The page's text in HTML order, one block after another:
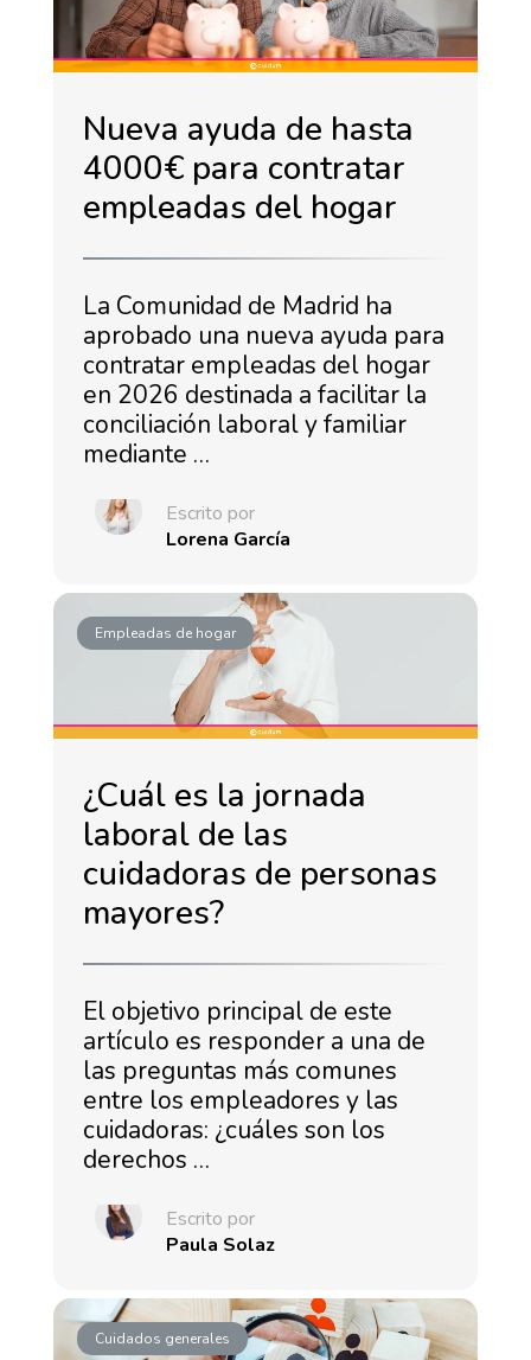
Nueva ayuda de hasta
4000€ para contratar
empleadas del hogar
La Comunidad de Madrid ha
aprobado una nueva ayuda para
contratar empleadas del hogar
en 2026 destinada a facilitar la
conciliación laboral y familiar
mediante …
Escrito por
Lorena García
Empleadas de hogar
¿Cuál es la jornada
laboral de las
cuidadoras de personas
mayores?
El objetivo principal de este
artículo es responder a una de
las preguntas más comunes
entre los empleadores y las
cuidadoras: ¿cuáles son los
derechos …
Escrito por
Paula Solaz
Cuidados generales